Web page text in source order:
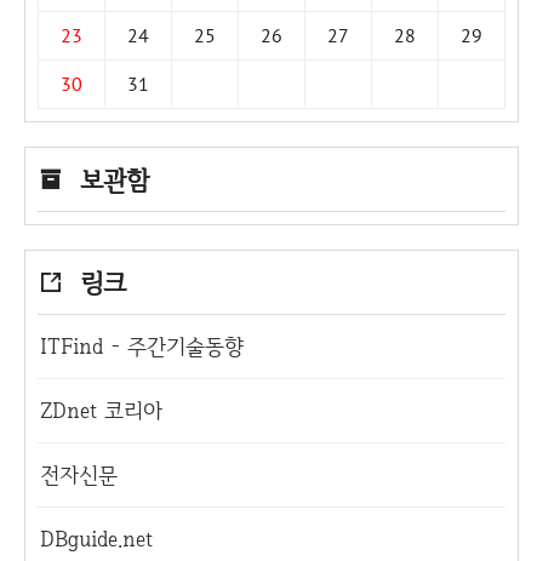
23
24 25 26 27 28
29
30
31
보관함
링크
ITFind - 주간기술동향
ZDnet 코리아
전자신문
DBguide.net